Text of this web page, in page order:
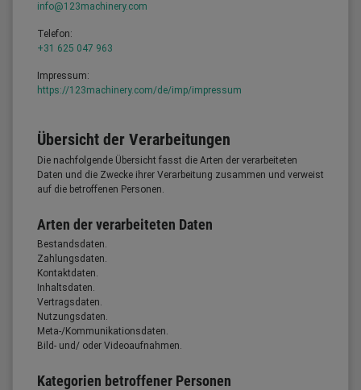
info@123machinery.com
Telefon:
+31 625 047 963
Impressum:
https://123machinery.com/de/imp/impressum
Übersicht der Verarbeitungen
Die nachfolgende Übersicht fasst die Arten der verarbeiteten
Daten und die Zwecke ihrer Verarbeitung zusammen und verweist
auf die betroffenen Personen.
Arten der verarbeiteten Daten
Bestandsdaten.
Zahlungsdaten.
Kontaktdaten.
Inhaltsdaten.
Vertragsdaten.
Nutzungsdaten.
Meta-/Kommunikationsdaten.
Bild- und/ oder Videoaufnahmen.
Kategorien betroffener Personen